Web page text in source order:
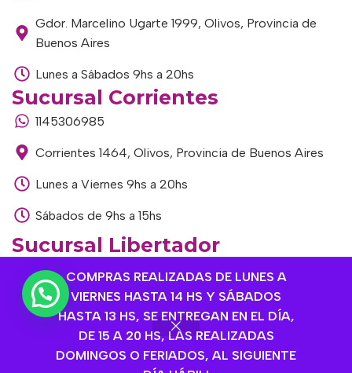
COMPRAS REALIZADAS DE LUNES A
VIERNES HASTA 14 HS Y SÁBADOS
HASTA 13 HS, SE ENTREGAN EN EL DÍA,
DE 15 A 20 HS, LAS REALIZADAS
DOMINGOS O FERIADOS, AL SIGUIENTE
Gdor. Marcelino Ugarte 1999, Olivos, Provincia de
Buenos Aires
Lunes a Sábados 9hs a 20hs
Sucursal Corrientes
1145306985
Corrientes 1464, Olivos, Provincia de Buenos Aires
Lunes a Viernes 9hs a 20hs
Sábados de 9hs a 15hs
Sucursal Libertador
1168893524
Av. del Libertador 1915, Vte. López, Provincia de
Buenos Aires
Lunes a Viernes de 9hs a 13hs / 16hs a 20hs